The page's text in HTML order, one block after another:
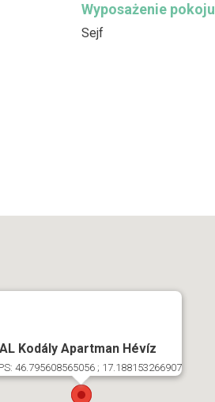
Wyposażenie pokoju
Sejf
Kodály Apartman Hévíz
46.795608565056 ; 17.188153266907